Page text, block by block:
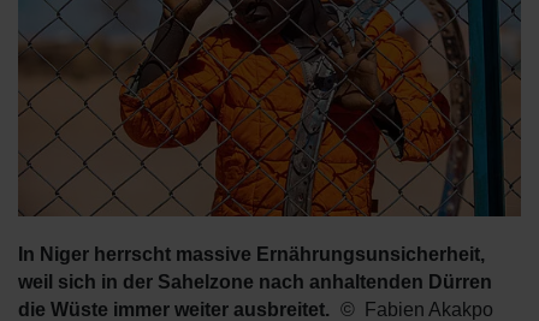
In Niger herrscht massive Ernährungsunsicherheit,
weil sich in der Sahelzone nach anhaltenden Dürren
die Wüste immer weiter ausbreitet.
Fabien Akakpo